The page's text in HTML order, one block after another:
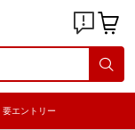
要エントリー